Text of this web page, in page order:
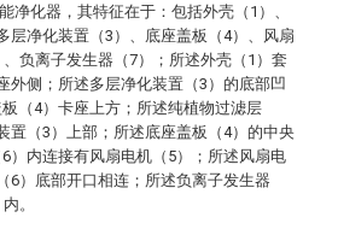
净化器，其特征在于：包括外壳（1）、
层净化装置（3）、底座盖板（4）、风扇
负离子发生器（7）；所述外壳（1）套
外侧；所述多层净化装置（3）的底部凹
（4）卡座上方；所述纯植物过滤层
置（3）上部；所述底座盖板（4）的中央
）内连接有风扇电机（5）；所述风扇电
6）底部开口相连；所述负离子发生器
。